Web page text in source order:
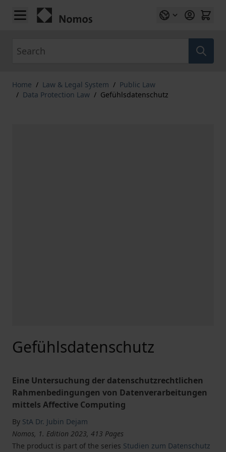
Skip to Content
Home / Law & Legal System / Public Law
/ Data Protection Law / Gefühlsdatenschutz
Gefühlsdatenschutz
Eine Untersuchung der datenschutzrechtlichen
Rahmenbedingungen von Datenverarbeitungen
mittels Affective Computing
By StA Dr. Jubin Dejam
Nomos, 1. Edition 2023, 413 Pages
The product is part of the series Studien zum Datenschutz